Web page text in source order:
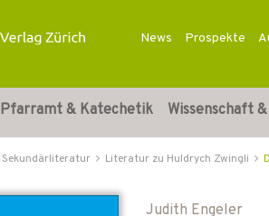
News Prospekte
Pfarramt & Katechetik Wissenschaft
Sekundärliteratur Literatur zu Huldrych Zwingli
Judith Engeler